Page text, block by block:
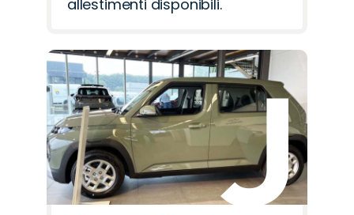
allestimenti disponibili.